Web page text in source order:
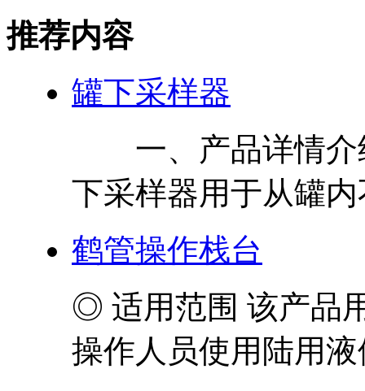
推荐内容
罐下采样器
一、产品详情
下采样器用于从罐
鹤管操作栈台
◎ 适用范围 该产品
操作人员使用陆用